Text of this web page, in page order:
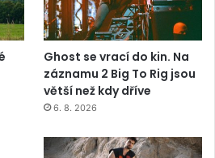
Ghost se vrací do kin. Na
záznamu 2 Big To Rig jsou
větší než kdy dříve
6. 8. 2026